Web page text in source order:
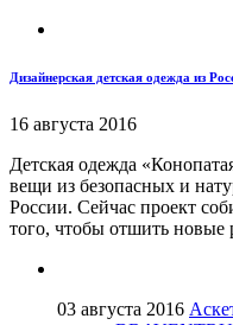
Дизайнерская детская одежда из
16 августа 2016
Детская одежда
вещи из безопасных и
России. Сейчас проект
того, чтобы отшить новые
03 августа 2016